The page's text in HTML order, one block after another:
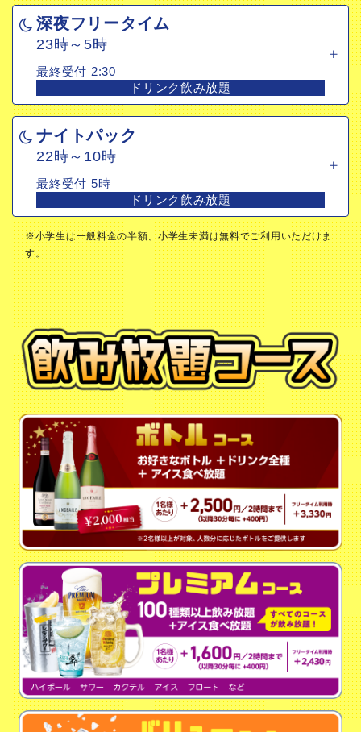
23時～5時
最終受付 2:30
ナイトパック
22時～10時
最終受付 5時
深夜フリータイム
23時～5時
最終受付 2:30
ドリンク飲み放題
ナイトパック
22時～10時
最終受付 5時
ドリンク飲み放題
※小学生は一般料金の半額、小学生未満は無料でご利用いただけま
す。